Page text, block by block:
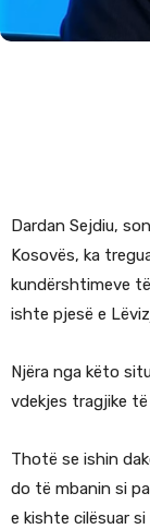
Dardan Sejdiu,
Kosovës, ka
kundërshtimeve
ishte pjesë e
Njëra nga këto
vdekjes tragjike
Thotë se ishin
do të mbanin si
e kishte cilësuar